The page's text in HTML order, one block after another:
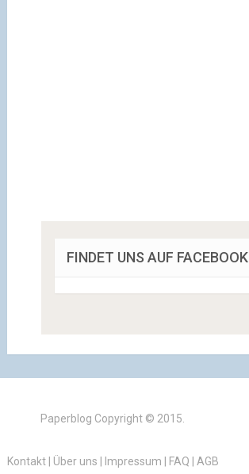
FINDET UNS AUF FACEBOOK
Paperblog Copyright © 2015.
Kontakt| Über uns Impressum FAQ AGB